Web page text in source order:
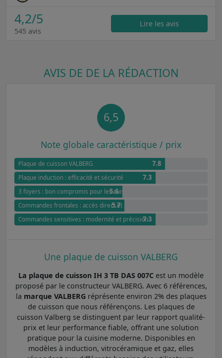
4,2/5
545 avis
Lire les avis
AVIS DE DE LA RÉDACTION
6,5
Note globale caractéristique / prix
Plaque de cuisson VALBERG 7.8
Plaque induction : efficacité et sécurité 7.3
3 foyers : bon compromis pour les cuissons simples
5.6
Commandes frontales : accès direct et pratique
5.7
Commandes sensitives : modernité et précision7.3
Une plaque de cuisson VALBERG
La plaque de cuisson IH 3 TB DAS 007C est un modèle
proposé par le constructeur VALBERG. Avec 6 références,
la marque VALBERGréprésente environ 2% des plaques
de cuisson que nous référençons. Les plaques de
cuisson Valberg se distinguent par leur rapport qualité-
prix et leur performance fiable, offrant une solution
pratique pour la cuisine moderne. Disponibles en
modèles à induction, vitrocéramique et gaz, elles